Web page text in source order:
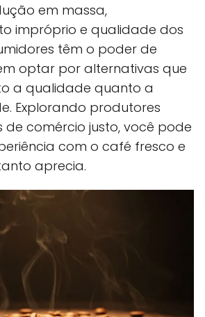
em massa,
impróprio e qualidade dos
têm o poder de
optar por alternativas que
a qualidade quanto a
Explorando produtores
de comércio justo, você pode
com o café fresco e
aprecia.